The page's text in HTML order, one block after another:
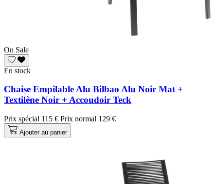
On Sale
En stock
Chaise Empilable Alu Bilbao Alu Noir Mat +
Textilène Noir + Accoudoir Teck
Prix spécial 115 € Prix normal 129 €
Ajouter au panier